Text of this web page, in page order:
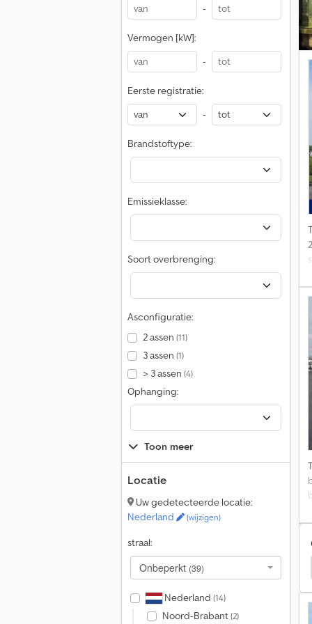
-
Vermogen [kW]:
-
Eerste registratie:
-
Brandstoftype:
Emissieklasse:
Soort overbrenging:
Asconfiguratie:
2 assen (11)
3 assen (1)
> 3 assen (4)
Ophanging:
Toon meer
Locatie
Uw gedetecteerde locatie:
Nederland
(wijzigen)
straal:
Onbeperkt (39)
Nederland (14)
Noord-Brabant(2)
Sommer Afrolcontainers Sommer Opleggers